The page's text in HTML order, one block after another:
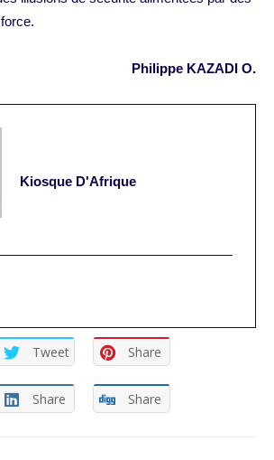
Philippe KAZADI O.
Kiosque D'Afrique
Tweet Share
Share Share